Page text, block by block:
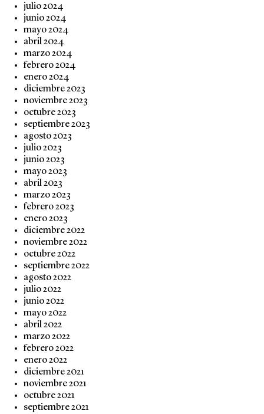
julio 2024
junio 2024
mayo 2024
abril 2024
marzo 2024
febrero 2024
enero 2024
diciembre 2023
noviembre 2023
octubre 2023
septiembre 2023
agosto 2023
julio 2023
junio 2023
mayo 2023
abril 2023
marzo 2023
febrero 2023
enero 2023
diciembre 2022
noviembre 2022
octubre 2022
septiembre 2022
agosto 2022
julio 2022
junio 2022
mayo 2022
abril 2022
marzo 2022
febrero 2022
enero 2022
diciembre 2021
noviembre 2021
octubre 2021
septiembre 2021